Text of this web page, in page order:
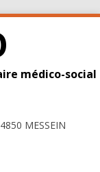
médico-social
MESSEIN